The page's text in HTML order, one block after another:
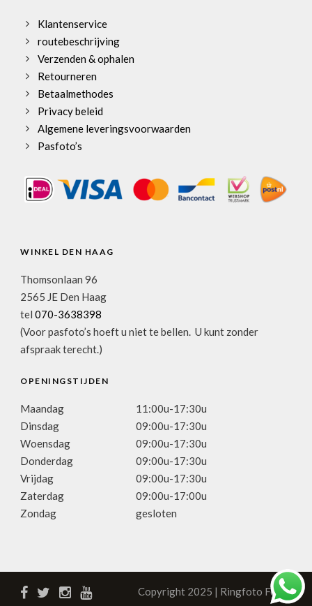
Klantenservice
routebeschrijving
Verzenden & ophalen
Retourneren
Betaalmethodes
Privacy beleid
Algemene leveringsvoorwaarden
Pasfoto’s
WINKEL DEN HAAG
Thomsonlaan 96
2565 JE Den Haag
tel 070-3638398
(Voor pasfoto’s hoeft u niet te bellen. U kunt zonder
afspraak terecht.)
OPENINGSTIJDEN
Maandag
11:00u-17:30u
Dinsdag
09:00u-17:30u
Woensdag
09:00u-17:30u
Donderdag
09:00u-17:30u
Vrijdag
09:00u-17:30u
Zaterdag
09:00u-17:00u
Zondag
gesloten
Copyright 2025 | Ringfoto Focus